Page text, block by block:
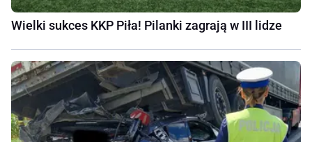
Wielki sukces KKP Piła! Pilanki zagrają w III lidze